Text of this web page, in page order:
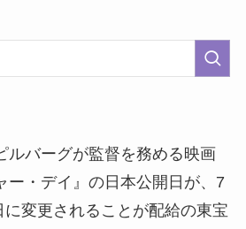
ルバーグが監督を務める映画
ー・デイ』の日本公開日が、7
に変更されることが配給の東宝